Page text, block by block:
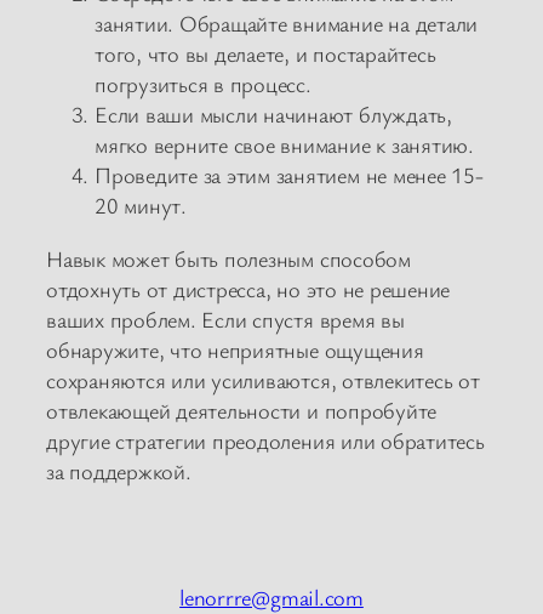
занятии. Обращайте внимание на детали
того, что вы делаете, и постарайтесь
погрузиться в процесс.
Если ваши мысли начинают блуждать,
мягко верните свое внимание к занятию.
Проведите за этим занятием не менее 15-
20 минут.
Навык может быть полезным способом
отдохнуть от дистресса, но это не решение
ваших проблем. Если спустя время вы
обнаружите, что неприятные ощущения
сохраняются или усиливаются, отвлекитесь от
отвлекающей деятельности и попробуйте
другие стратегии преодоления или обратитесь
за поддержкой.
lenorrre@gmail.com